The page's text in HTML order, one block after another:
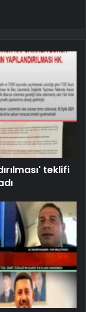
teklifi